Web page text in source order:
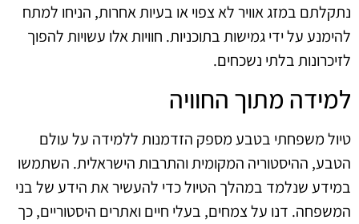
נתקלתם במזג אוויר לא צפוי או בעיות אחרות, הניחו למתח
להימנע על ידי גמישות בתוכניות. חוויות אלו עשויות להפוך
לזיכרונות בלתי נשכחים.
למידה מתוך החוויה
טיול משפחתי בטבע מספק הזדמנות ללמידה על עולם
הטבע, ההיסטוריה המקומית והתרבות הישראלית. השתמשו
במידע שנלמד במהלך הטיול כדי להעשיר את הידע של בני
המשפחה. דנו על צמחים, בעלי חיים ואתרים היסטוריים, כך